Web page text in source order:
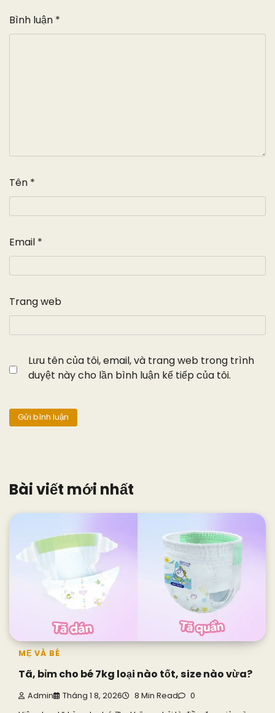
Bình luận *
Tên *
Email *
Trang web
Lưu tên của tôi, email, và trang web trong trình
duyệt này cho lần bình luận kế tiếp của tôi.
Bài viết mới nhất
MẸ VÀ BÉ
Tã, bỉm cho bé 7kg loại nào tốt, size nào vừa?
Admin Tháng 1 8, 2026 8 Min Read 0